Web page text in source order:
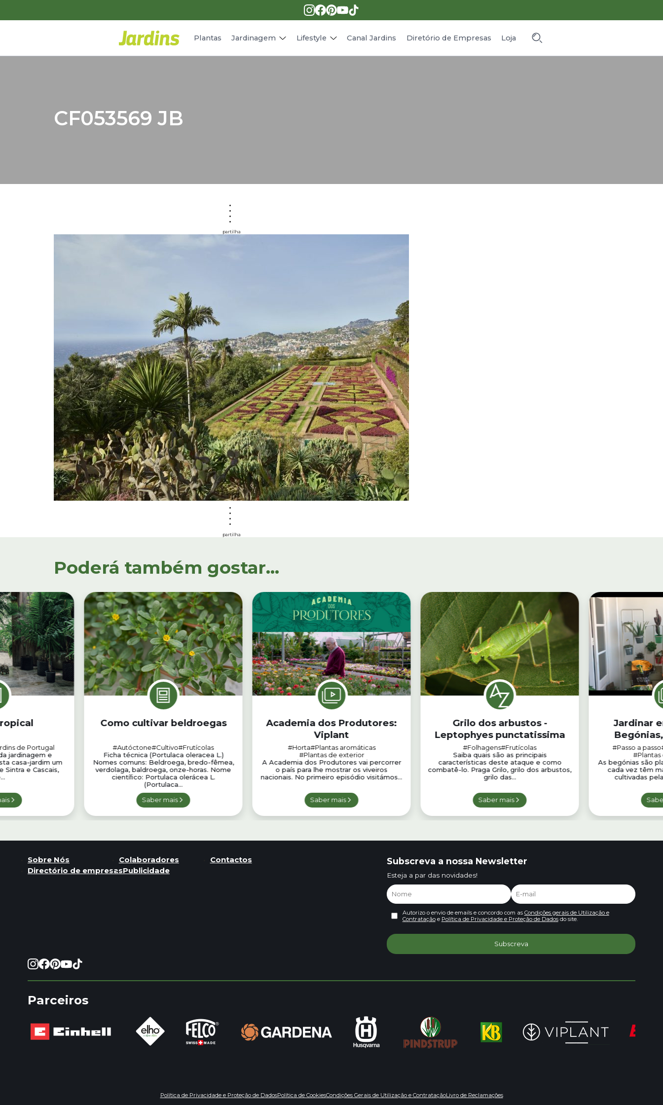
Plantas Jardinagem Lifestyle
Receitas
Canal Jardins Diretório de Empresas Loja
CF053569 JB
partilha
partilha
Poderá também gostar...
de Portugal
jardinagem e
casa-jardim um
Sintra e Cascais,
Como cultivar beldroegas
#Autóctone#Cultivo#Frutícolas
Ficha técnica (Portulaca oleracea L.)
Nomes comuns: Beldroega, bredo-fêmea,
verdolaga, baldroega, onze-horas. Nome
cientíﬁco: Portulaca olerácea L.
(Portulaca...
Saber mais
Academia dos Produtores:
Viplant
#Horta#Plantas aromáticas
#Plantas de exterior
A Academia dos Produtores vai percorrer
o país para lhe mostrar os viveiros
nacionais. No primeiro episódio visitámos...
Saber mais
Grilo dos arbustos -
Leptophyes punctatissima
#Folhagens#Frutícolas
Saiba quais são as principais
características deste ataque e como
combatê-lo. Praga Grilo, grilo dos arbustos,
grilo das...
Saber mais
Jardinar
#Passo a passo
#Plantas
As begónias são
cada vez têm
cultivadas
Sobre Nós Colaboradores
Contactos
Directório de empresasPublicidade
Subscreva a nossa Newsletter
Esteja a par das novidades!
Autorizo o envio de emails e concordo com as Condições gerais de Utilização e
Contrataçãoe Política de Privacidade e Proteção de Dadosdo site.
Parceiros
Política de Privacidade e Proteção de DadosPolítica de CookiesCondições Gerais de Utilização e ContrataçãoLivro de Reclamações